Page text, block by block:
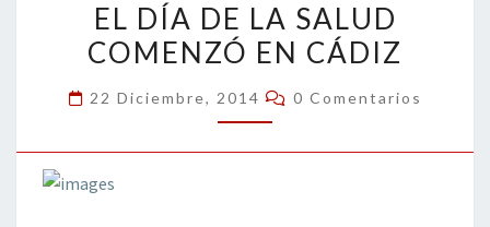
DÍA
DE
SALUD
EL DÍA DE LA SALUD
COMENZÓ EN CÁDIZ
22 Diciembre, 2014 Comentarios
0 Comentarios